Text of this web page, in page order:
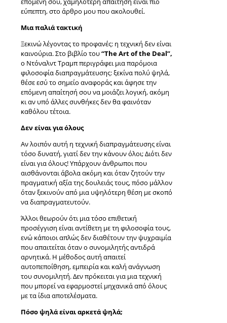
εύπεπτη, στο άρθρο μου που ακολουθεί.
Μια παλιά τακτική
Ξεκινώ λέγοντας το προφανές: η τεχνική δεν είναι
καινούρια. Στο βιβλίο του“The Art of the Deal”,
ο Ντόναλντ Τραμπ περιγράφει μια παρόμοια
φιλοσοφία διαπραγμάτευσης: ξεκίνα πολύ ψηλά,
θέσε εσύ το σημείο αναφοράς και άφησε την
επόμενη απαίτησή σου να μοιάζει λογική, ακόμη
κι αν υπό άλλες συνθήκες δεν θα φαινόταν
καθόλου τέτοια.
Δεν είναι για όλους
Αν λοιπόν αυτή η τεχνική διαπραγμάτευσης είναι
τόσο δυνατή, γιατί δεν την κάνουν όλοι; Διότι δεν
είναι για όλους! Υπάρχουν άνθρωποι που
αισθάνονται άβολα ακόμη και όταν ζητούν την
πραγματική αξία της δουλειάς τους, πόσο μάλλον
όταν ξεκινούν από μια υψηλότερη θέση με σκοπό
να διαπραγματευτούν.
Άλλοι θεωρούν ότι μια τόσο επιθετική
προσέγγιση είναι αντίθετη με τη φιλοσοφία τους,
ενώ κάποιοι απλώς δεν διαθέτουν την ψυχραιμία
που απαιτείται όταν ο συνομιλητής αντιδρά
αρνητικά. Η μέθοδος αυτή απαιτεί
αυτοπεποίθηση, εμπειρία και καλή ανάγνωση
του συνομιλητή. Δεν πρόκειται για μια τεχνική
που μπορεί να εφαρμοστεί μηχανικά από όλους
με τα ίδια αποτελέσματα.
Πόσο ψηλά είναι αρκετά ψηλά;